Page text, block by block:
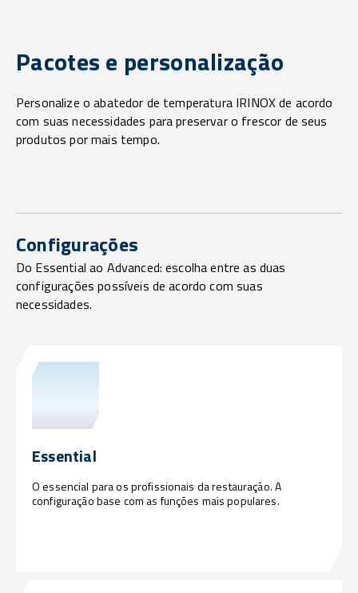
Pacotes e personalização
Personalize o abatedor de temperatura IRINOX de acordo
com suas necessidades para preservar o frescor de seus
produtos por mais tempo.
Configurações
Do Essential ao Advanced: escolha entre as duas
configurações possíveis de acordo com suas
necessidades.
Essential
O essencial para os profissionais da restauração. A
configuração base com as funções mais populares.